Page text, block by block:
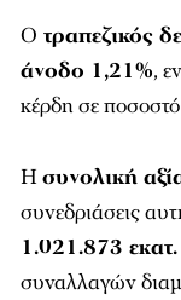
Ο τραπεζικός
άνοδο 1,21%,
κέρδη σε
Ησυνολική
συνεδριάσεις
1.021.873
συναλλαγών